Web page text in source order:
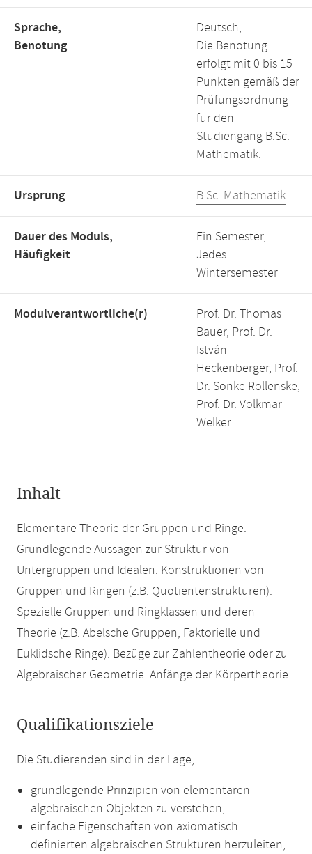
Sprache,
Benotung
Deutsch,
Die Benotung
erfolgt mit 0 bis 15
Punkten gemäß der
Prüfungsordnung
für den
Studiengang B.Sc.
Mathematik.
Ursprung B.Sc. Mathematik
Dauer des Moduls,
Häufigkeit
Ein Semester,
Jedes
Wintersemester
Modulverantwortliche(r)
Prof. Dr. Thomas
Bauer, Prof. Dr.
István
Heckenberger, Prof.
Dr. Sönke Rollenske,
Prof. Dr. Volkmar
Welker
Inhalt
Elementare Theorie der Gruppen und Ringe.
Grundlegende Aussagen zur Struktur von
Untergruppen und Idealen. Konstruktionen von
Gruppen und Ringen (z.B. Quotientenstrukturen).
Spezielle Gruppen und Ringklassen und deren
Theorie (z.B. Abelsche Gruppen, Faktorielle und
Euklidsche Ringe). Bezüge zur Zahlentheorie oder zu
Algebraischer Geometrie. Anfänge der Körpertheorie.
Qualifikationsziele
Die Studierenden sind in der Lage,
grundlegende Prinzipien von elementaren
algebraischen Objekten zu verstehen,
einfache Eigenschaften von axiomatisch
definierten algebraischen Strukturen herzuleiten,